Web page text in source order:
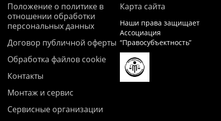
Положение о политике в
отношении обработки
персональных данных
Договор публичной оферты
Обработка файлов cookie
Контакты
Монтаж и сервис
Сервисные организации
Карта сайта
Наши права защищает
Ассоциация
“Правосубъектность”